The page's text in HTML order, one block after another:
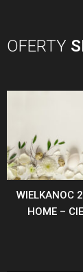
OFERTY
WIELKANOC
HOME –